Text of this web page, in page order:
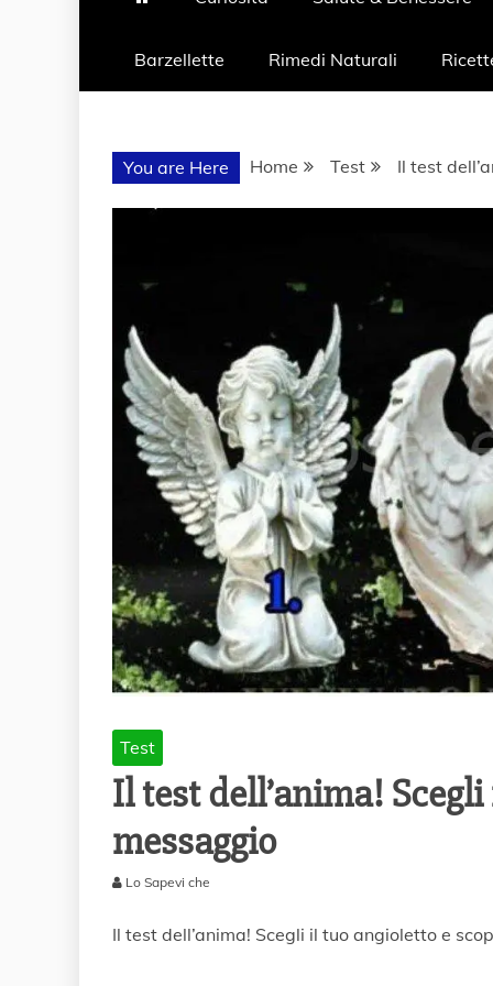
Barzellette Rimedi Naturali
You are Here Home Test Il test
Test
Il test dell’anima!
messaggio
G
Lo Sapevi che
Il test dell’anima! Scegli il tuo angioletto e